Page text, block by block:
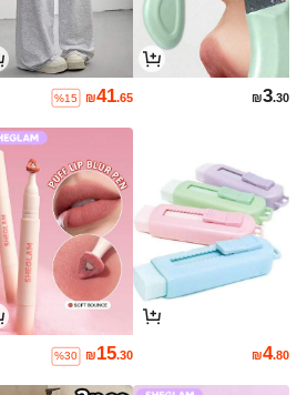
₪3.30
₪41.65
%15
₪4.80
₪15.30
%30